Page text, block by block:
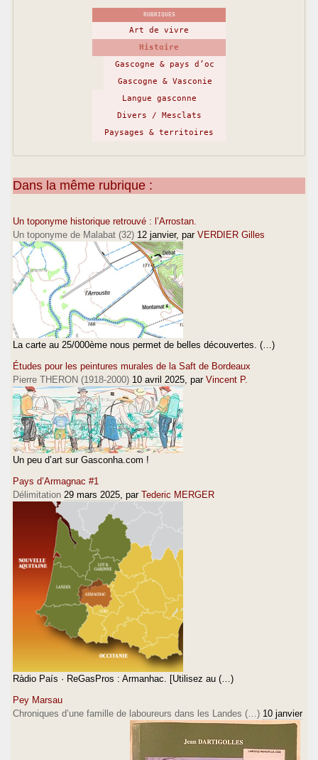
RUBRIQUES
Art de vivre
Histoire
Gascogne & pays d’oc
Gascogne & Vasconie
Langue gasconne
Divers / Mesclats
Paysages & territoires
Dans la même rubrique :
Un toponyme historique retrouvé : l’Arrostan.
Un toponyme de Malabat (32) 12 janvier, par VERDIER Gilles
La carte au 25/000ème nous permet de belles découvertes. (…)
Études pour les peintures murales de la Saft de Bordeaux
Pierre THERON (1918-2000) 10 avril 2025 , par Vincent P.
Un peu d’art sur Gasconha.com !
Pays d’Armagnac #1
Délimitation 29 mars 2025 , par Tederic MERGER
Ràdio País · ReGasPros : Armanhac. [Utilisez au (…)
Pey Marsau
Chroniques d’une famille de laboureurs dans les Landes (…) 10 janvier